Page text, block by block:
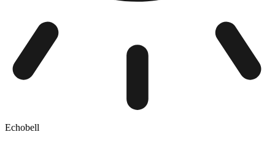
Echobell